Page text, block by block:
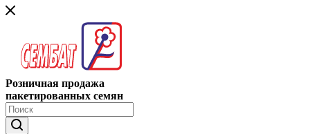
Розничная продажа
пакетированных семян